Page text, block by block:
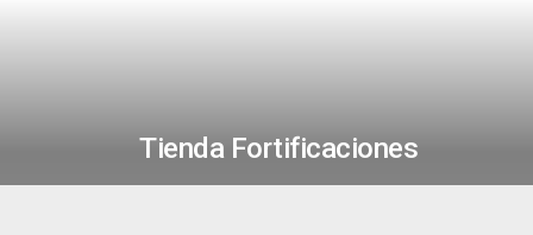
Tienda Fortificaciones